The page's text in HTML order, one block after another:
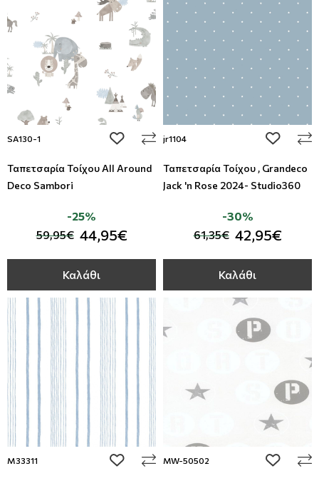
SA130-1 add to wishlist
Ταπετσαρία Τοίχου All Around
Deco Sambori
59,95€ 44,95€
-25%
Καλάθι
jr1104 add to
Ταπετσαρία Τοίχου , Grandeco
Jack 'n Rose 2024- Studio360
61,35€ 42,95€
-30%
Καλάθι
M33311 add to wishlistMW-50502 add to
Απομίμηση Δέρματος
Απομίμηση Μέταλλο
Απομίμηση Πλακάκια
Απομίμηση Μωσαικό-Ψηφίδα
Απομίμηση Animal Print
Φλοράλ Ρολοκουρτίνες
Ψηφιακή Εκτύπωση σε Ρολοκουρτίνα